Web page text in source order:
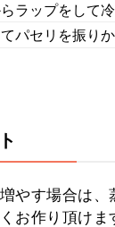
ラップをして冷
パセリを振り
やす場合は
お作り頂けま